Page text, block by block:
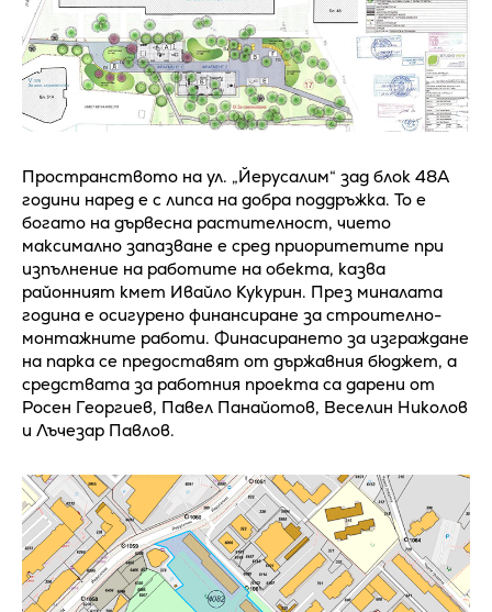
Пространството на ул. „Йерусалим“ зад блок 48А
години наред е с липса на добра поддръжка. То е
богато на дървесна растителност, чието
максимално запазване е сред приоритетите при
изпълнение на работите на обекта, казва
районният кмет Ивайло Кукурин. През миналата
година е осигурено финансиране за строително-
монтажните работи. Финасирането за изграждане
на парка се предоставят от държавния бюджет, а
средствата за работния проекта са дарени от
Росен Георгиев, Павел Панайотов, Веселин Николов
и Лъчезар Павлов.